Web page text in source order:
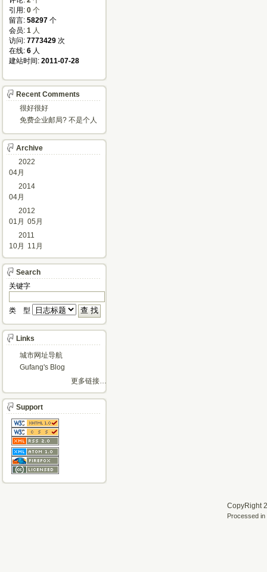
引用: 0 个
留言: 58297 个
会员: 1 人
访问: 7773429 次
在线: 6 人
建站时间: 2011-07-28
Recent Comments
很好很好
免费企业邮局? 不是个人
Archive
2022
04月
2014
04月
2012
01月 05月
2011
10月
11月
Search
关键字
类 型
Links
城市网址导航
Gufang's Blog
更多链接…
Support
CopyRight
Processed in